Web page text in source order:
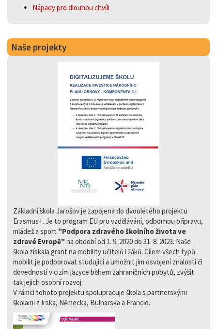
Nápady pro dlouhou chvíli
Naše projekty
Základní škola Jarošov je zapojena do dvouletého projektu
Erasmus+. Je to program EU pro vzdělávání, odbornou přípravu,
mládež a sport "Podpora zdravého školního života ve
zdravé Evropě" na období od 1. 9. 2020 do 31. 8. 2023. Naše
škola získala grant na mobility učitelů i žáků. Cílem všech typů
mobilit je podporovat studující a umožnit jim osvojení znalostí či
dovedností v cizím jazyce během zahraničních pobytů, zvýšit
tak jejich osobní rozvoj.
V rámci tohoto projektu spolupracuje škola s partnerskými
školami z Irska, Německa, Bulharska a Francie.